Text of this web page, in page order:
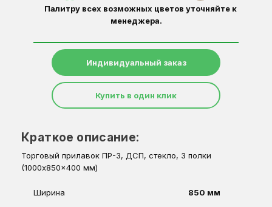
Палитру всех возможных цветов уточняйте к
менеджера.
Индивидуальный заказ
Купить в один клик
Краткое описание:
Торговый прилавок ПР-3, ДСП, стекло, 3 полки
(1000x850x400 мм)
Ширина
850 мм